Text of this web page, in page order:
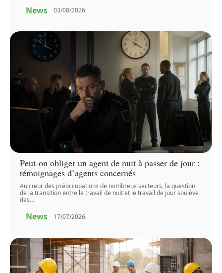
News 03/08/2026
Peut-on obliger un agent de nuit à passer de jour :
témoignages d’agents concernés
Au cœur des préoccupations de nombreux secteurs, la question
de la transition entre le travail de nuit et le travail de jour soulève
des…
News 17/07/2026